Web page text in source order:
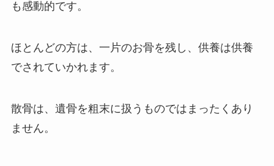
も感動的です。
ほとんどの方は、一片のお骨を残し、供養は供養
でされていかれます。
散骨は、遺骨を粗末に扱うものではまったくあり
ません。